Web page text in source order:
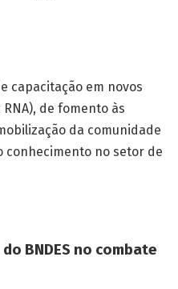
capacitação em novos
de fomento às
da comunidade
conhecimento no setor de
BNDES no combate